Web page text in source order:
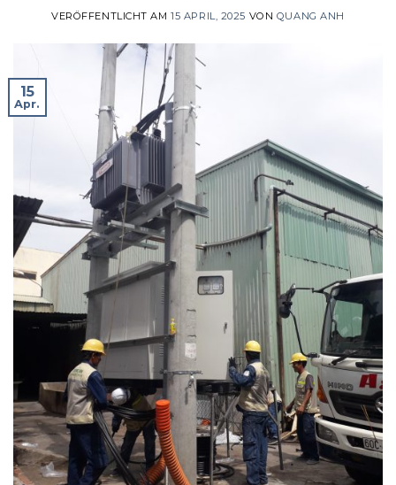
VERÖFFENTLICHT AM15 APRIL, 2025 VON QUANG ANH
15
Apr.